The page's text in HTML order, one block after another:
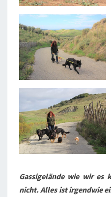
Gassigelände wie wir es
nicht. Alles ist irgendwie